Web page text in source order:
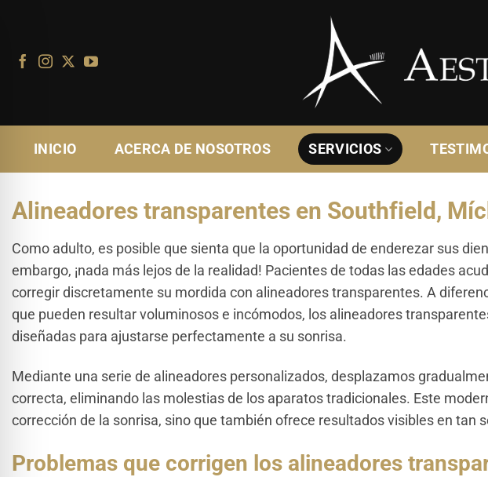
contenido
INICIO ACERCA DE NOSOTROS SERVICIOS
Alineadores transparentes en Southfield,
Como adulto, es posible que sienta que la oportunidad de enderezar sus
embargo, ¡nada más lejos de la realidad! Pacientes de todas las edades
corregir discretamente su mordida con alineadores transparentes. A
que pueden resultar voluminosos e incómodos, los alineadores
diseñadas para ajustarse perfectamente a su sonrisa.
Mediante una serie de alineadores personalizados, desplazamos
correcta, eliminando las molestias de los aparatos tradicionales. Este
corrección de la sonrisa, sino que también ofrece resultados visibles en tan
Problemas que corrigen los alineadores